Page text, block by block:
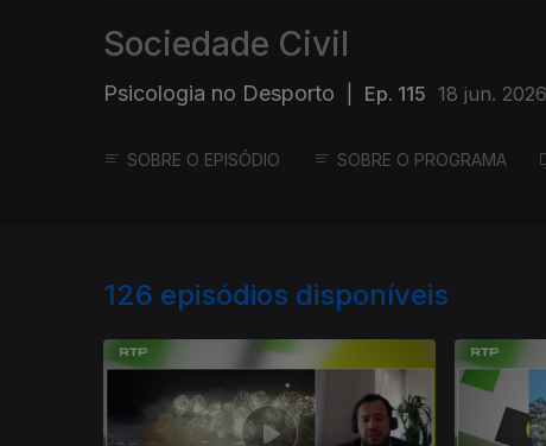
Sociedade Civil
Psicologia no Desporto Ep. 115 18 jun. 2026
SOBRE O EPISÓDIO SOBRE O PROGRAMA
126 episódios disponíveis